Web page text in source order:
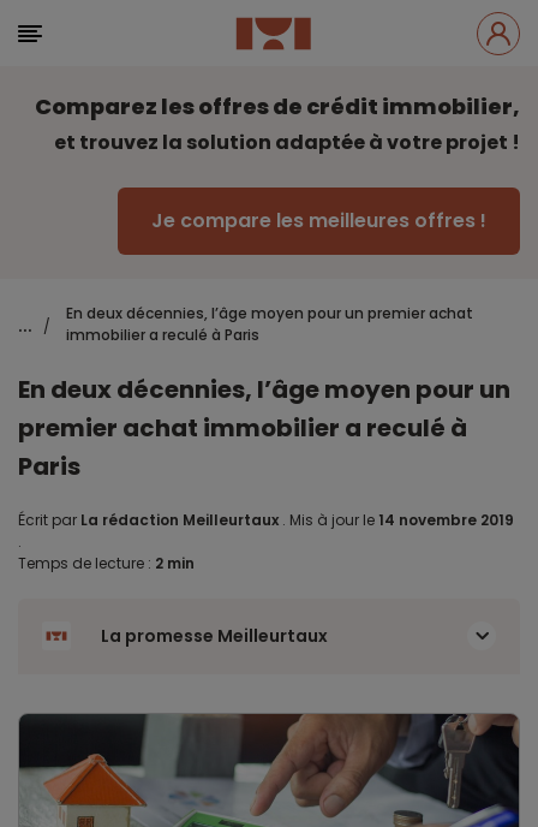
Comparez les offres de crédit immobilier,
et trouvez la solution adaptée à votre projet !
Je compare les meilleures offres !
... /
En deux décennies, l’âge moyen pour un premier achat
immobilier a reculé à Paris
En deux décennies, l’âge moyen pour un
premier achat immobilier a reculé à
Paris
Écrit par La rédaction Meilleurtaux . Mis à jour le 14 novembre 2019
.
Temps de lecture : 2 min
La promesse Meilleurtaux